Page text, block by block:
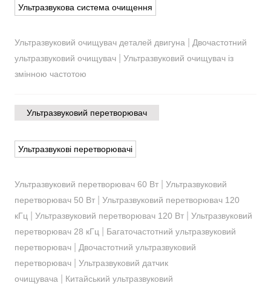
Ультразвукова система очищення
Ультразвуковий очищувач деталей двигуна
Двочастотний
ультразвуковий очищувач| Ультразвуковий очищувач із
змінною частотою
Ультразвуковий перетворювач
Ультразвукові перетворювачі
Ультразвуковий перетворювач 60 Вт| Ультразвуковий
перетворювач 50 Вт| Ультразвуковий перетворювач 120
кГц
Ультразвуковий перетворювач 120 Вт| Ультразвуковий
перетворювач 28 кГц
Багаточастотний ультразвуковий
перетворювач| Двочастотний ультразвуковий
перетворювач| Ультразвуковий датчик
очищувача
Китайський ультразвуковий